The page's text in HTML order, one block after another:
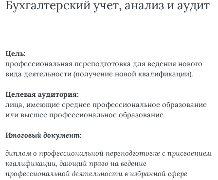
Бухгалтерский учет, анализ и аудит
Цель:
профессиональная переподготовка для ведения нового
вида деятельности (получение новой квалификации).
Целевая аудитория:
лица, имеющие среднее профессиональное образование
или высшее профессиональное образование
Итоговый документ:
диплом о профессиональной переподготовке с присвоением
квалификации, дающий право на ведение
профессиональной деятельности в избранной сфере